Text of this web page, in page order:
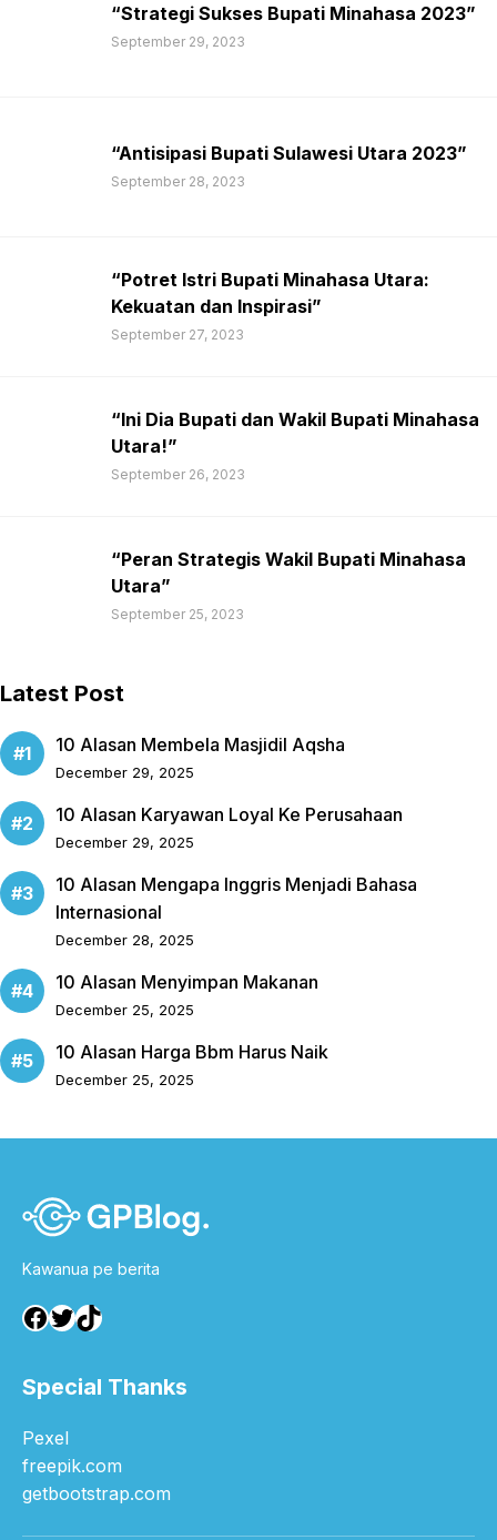
“Strategi Sukses Bupati Minahasa 2023”
September 29, 2023
“Antisipasi Bupati Sulawesi Utara 2023”
September 28, 2023
“Potret Istri Bupati Minahasa Utara:
Kekuatan dan Inspirasi”
September 27, 2023
“Ini Dia Bupati dan Wakil Bupati Minahasa
Utara!”
September 26, 2023
“Peran Strategis Wakil Bupati Minahasa
Utara”
September 25, 2023
Latest Post
10 Alasan Membela Masjidil Aqsha
December 29, 2025
10 Alasan Karyawan Loyal Ke Perusahaan
December 29, 2025
10 Alasan Mengapa Inggris Menjadi Bahasa
Internasional
December 28, 2025
10 Alasan Menyimpan Makanan
December 25, 2025
10 Alasan Harga Bbm Harus Naik
December 25, 2025
Kawanua pe berita
Facebook
Twitter
TikTok
Special Thanks
Pexel
freepik.com
getbootstrap.com